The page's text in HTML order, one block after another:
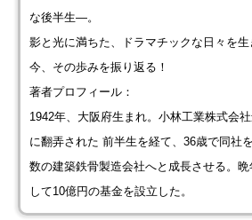
な後半生―。
影と光に満ちた、ドラマチックな日々を生
今、その歩みを振り返る！
著者プロフィール：
1942年、大阪府生まれ。小林工業株式会
に翻弄された 前半生を経て、36歳で同社
数の建築鉄骨製造会社へと成長させる。
して10億円の基金を設立した。